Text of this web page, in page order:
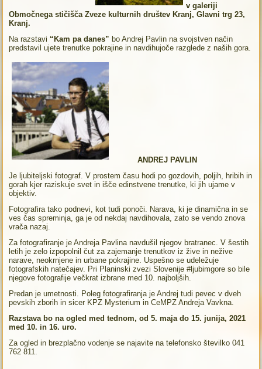
v galeriji
Območnega stičiščaZveze kulturnih društev Kranj, Glavni trg 23,
Kranj.
Na razstavi “Kam pa danes” bo Andrej Pavlin na svojstven način
predstavil ujete trenutke pokrajine in navdihujoče razglede z naših gora.
ANDREJ PAVLIN
Je ljubiteljski fotograf. V prostem času hodi po gozdovih, poljih, hribih in
gorah kjer raziskuje svet in išče edinstvene trenutke, ki jih ujame v
objektiv.
Fotografira tako podnevi, kot tudi ponoči. Narava, ki je dinamična in se
ves čas spreminja, ga je od nekdaj navdihovala, zato se vendo znova
vrača nazaj.
Za fotografiranje je Andreja Pavlina navdušil njegov bratranec. V šestih
letih je zelo izpopolnil čut za zajemanje trenutkov iz žive in nežive
narave, neokrnjene in urbane pokrajine. Uspešno se udeležuje
fotografskih natečajev. Pri Planinski zvezi Slovenije #ljubimgore so bile
njegove fotografije večkrat izbrane med 10. najboljših.
Predan je umetnosti. Poleg fotografiranja je Andrej tudi pevec v dveh
pevskih zborih in sicer KPZ Mysterium in CeMPZ Andreja Vavkna.
Razstava bo na ogled med tednom, od 5. maja do 15. junija, 2021
med 10. in 16. uro.
Za ogled in brezplačno vodenje se najavite na telefonsko številko 041
762 811.